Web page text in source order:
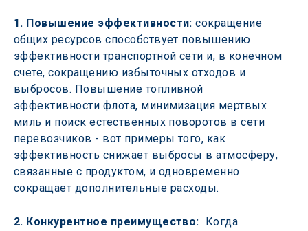
1. Повышение эффективности: сокращение
общих ресурсов способствует повышению
эффективности транспортной сети и, в конечном
счете, сокращению избыточных отходов и
выбросов. Повышение топливной
эффективности флота, минимизация мертвых
миль и поиск естественных поворотов в сети
перевозчиков - вот примеры того, как
эффективность снижает выбросы в атмосферу,
связанные с продуктом, и одновременно
сокращает дополнительные расходы.
2. Конкурентное преимущество: Когда